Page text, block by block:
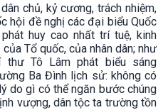
chủ, kỷ cương, trách nhiệm,
hội đề nghị các đại biểu Quốc
huy cao nhất trí tuệ, kinh
Tổ quốc, của nhân dân; như
Tô Lâm phát biểu sáng
Ba Đình lịch sử: không có
do gì có thể ngăn bước chúng
vượng, dân tộc ta trường tồn